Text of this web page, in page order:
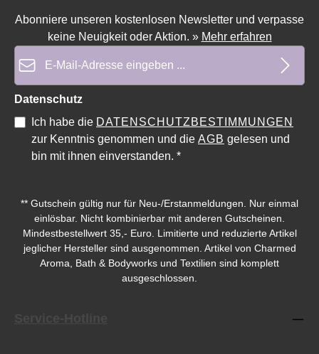
Abonniere unseren kostenlosen Newsletter und verpasse
keine Neuigkeit oder Aktion. » Mehr erfahren
Datenschutz
Ich habe die DATENSCHUTZBESTIMMUNGEN
zur Kenntnis genommen und die AGB gelesen und
bin mit ihnen einverstanden. *
** Gutschein gültig nur für Neu-/Erstanmeldungen. Nur einmal
einlösbar. Nicht kombinierbar mit anderen Gutscheinen.
Mindestbestellwert 35,- Euro. Limitierte und reduzierte Artikel
jeglicher Hersteller sind ausgenommen. Artikel von Charmed
Aroma, Bath & Bodyworks und Textilien sind komplett
ausgeschlossen.